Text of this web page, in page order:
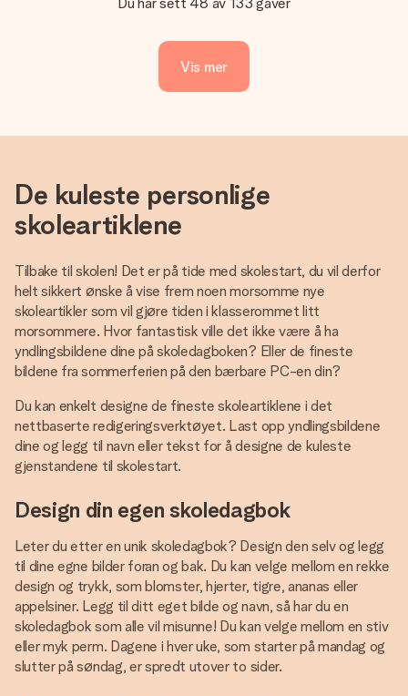
Vis mer
De kuleste personlige
skoleartiklene
Tilbake til skolen! Det er på tide med skolestart, du vil derfor
helt sikkert ønske å vise frem noen morsomme nye
skoleartikler som vil gjøre tiden i klasserommet litt
morsommere. Hvor fantastisk ville det ikke være å ha
yndlingsbildene dine på skoledagboken? Eller de fineste
bildene fra sommerferien på den bærbare PC-en din?
Du kan enkelt designe de fineste skoleartiklene i det
nettbaserte redigeringsverktøyet. Last opp yndlingsbildene
dine og legg til navn eller tekst for å designe de kuleste
gjenstandene til skolestart.
Design din egen skoledagbok
Leter du etter en unik skoledagbok? Design den selv og legg
til dine egne bilder foran og bak. Du kan velge mellom en rekke
design og trykk, som blomster, hjerter, tigre, ananas eller
appelsiner. Legg til ditt eget bilde og navn, så har du en
skoledagbok som alle vil misunne! Du kan velge mellom en stiv
eller myk perm. Dagene i hver uke, som starter på mandag og
slutter på søndag, er spredt utover to sider.